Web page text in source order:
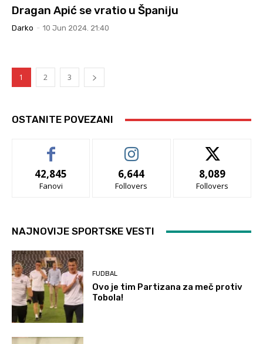
Dragan Apić se vratio u Španiju
Darko - 10 Jun 2024. 21:40
1 2 3
OSTANITE POVEZANI
42,845
Fanovi
6,644
Follovers
8,089
Follovers
NAJNOVIJE SPORTSKE VESTI
FUDBAL
Ovo je tim Partizana za meč protiv
Tobola!